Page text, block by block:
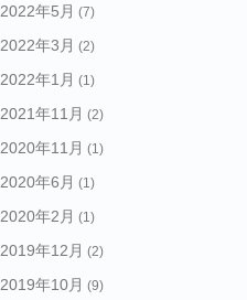
2022年5月 (7)
2022年3月 (2)
2022年1月 (1)
2021年11月 (2)
2020年11月 (1)
2020年6月 (1)
2020年2月 (1)
2019年12月 (2)
2019年10月 (9)